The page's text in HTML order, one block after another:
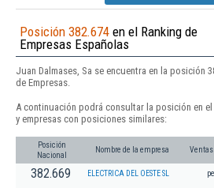
Posición 382.674 en el Ranking de
Empresas Españolas
Juan Dalmases, Sa se encuentra en la posición
de Empresas.
A continuación podrá consultar la posición en el
y empresas con posiciones similares:
Posición
Nacional
Nombre de la empresa
382.669 ELECTRICA DEL OESTE SL